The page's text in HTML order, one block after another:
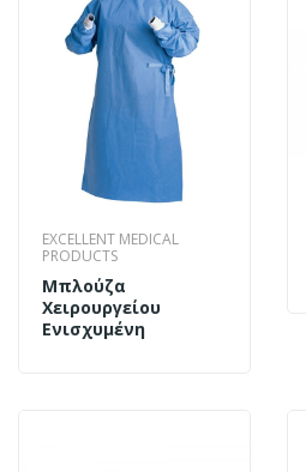
EXCELLENT MEDICAL
PRODUCTS
Μπλούζα
Χειρουργείου
Ενισχυμένη